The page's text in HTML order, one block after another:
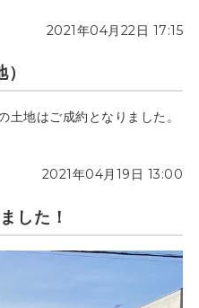
2021年04月22日 17:15
地はご成約となりました。
2021年04月19日 13:00
した！